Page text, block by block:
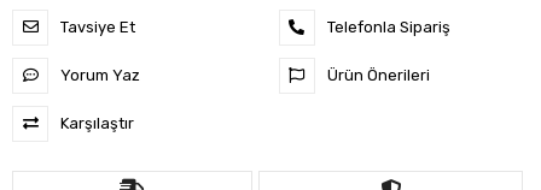
Tavsiye Et
Yorum Yaz
Karşılaştır
Telefonla Sipariş
Ürün Önerileri